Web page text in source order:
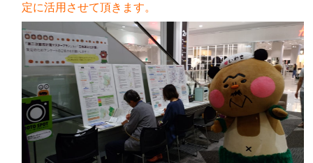
定に活用させて頂きます。